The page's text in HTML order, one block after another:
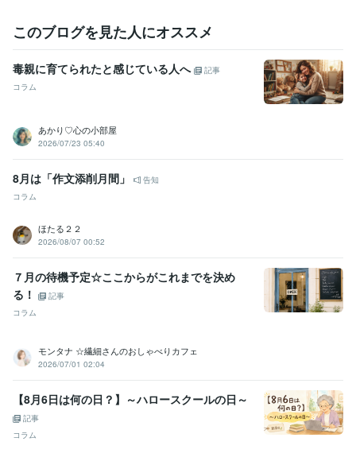
このブログを見た人にオススメ
毒親に育てられたと感じている人へ
記事
コラム
あかり♡心の小部屋
2026/07/23 05:40
8月は「作文添削月間」
告知
コラム
ほたる２２
2026/08/07 00:52
７月の待機予定☆ここからがこれまでを決め
る！
記事
コラム
モンタナ ☆繊細さんのおしゃべりカフェ
2026/07/01 02:04
【8月6日は何の日？】～ハロースクールの日～
記事
コラム